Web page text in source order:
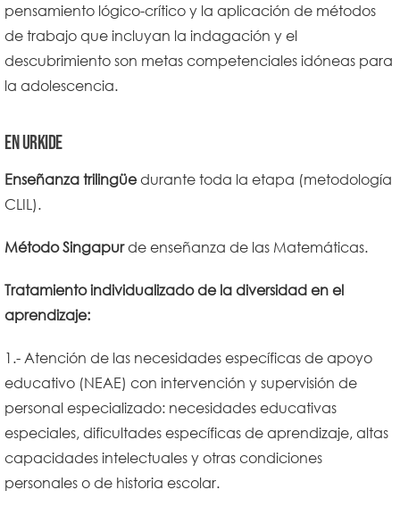
pensamiento lógico-crítico y la aplicación de métodos
de trabajo que incluyan la indagación y el
descubrimiento son metas competenciales idóneas para
la adolescencia.
EN URKIDE
Enseñanza trilingüedurante toda la etapa (metodología
CLIL).
Método Singapurde enseñanza de las Matemáticas.
Tratamiento individualizado de la diversidad en el
aprendizaje:
1.- Atención de las necesidades específicas de apoyo
educativo (NEAE) con intervención y supervisión de
personal especializado: necesidades educativas
especiales, dificultades específicas de aprendizaje, altas
capacidades intelectuales y otras condiciones
personales o de historia escolar.